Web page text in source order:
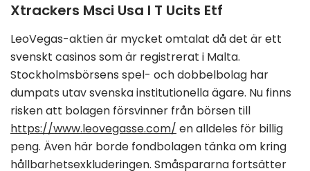
Xtrackers Msci Usa I T Ucits Etf
LeoVegas-aktien är mycket omtalat då det är ett
svenskt casinos som är registrerat i Malta.
Stockholmsbörsens spel- och dobbelbolag har
dumpats utav svenska institutionella ägare. Nu finns
risken att bolagen försvinner från börsen till
https://www.leovegasse.com/ en alldeles för billig
peng. Även här borde fondbolagen tänka om kring
hållbarhetsexkluderingen. Småspararna fortsätter